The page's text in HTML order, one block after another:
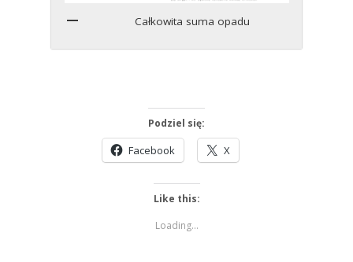
Całkowita suma opadu
Podziel się:
Facebook X
Like this:
Loading...